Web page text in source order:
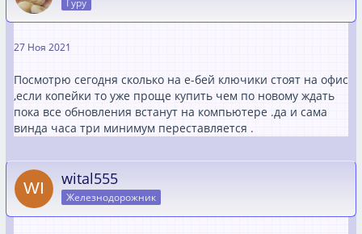
27 Ноя 2021
Посмотрю сегодня сколько на е-бей ключики стоят на офис
,если копейки то уже проще купить чем по новому ждать
пока все обновления встанут на компьютере .да и сама
винда часа три минимум переставляется .
wital555
Железнодорожник